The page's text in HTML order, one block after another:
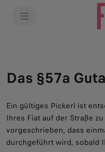
Das §57a
Ein gültiges Pickerl ist
Ihres Fiat auf der Straße
vorgeschrieben, dass
durchgeführt wird, sobald